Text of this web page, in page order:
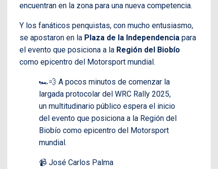
encuentran en la zona para una nueva competencia.
Y los fanáticos penquistas, con mucho entusiasmo,
se apostaron en la Plaza de la Independencia para
el evento que posiciona a la Región del Biobío
como epicentro del Motorsport mundial.
🏎️💨 A pocos minutos de comenzar la
largada protocolar del WRC Rally 2025,
un multitudinario público espera el inicio
del evento que posiciona a la Región del
Biobío como epicentro del Motorsport
mundial.
📹 José Carlos Palma